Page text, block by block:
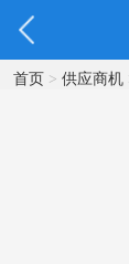
首页> 供应商机